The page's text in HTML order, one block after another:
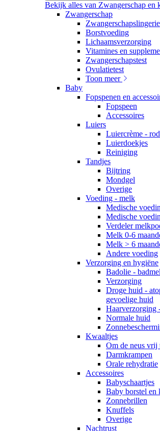
Bekijk alles van Zwangerschap en
Zwangerschap
Zwangerschapslingerie
Borstvoeding
Lichaamsverzorging
Vitamines en
Zwangerschapstest
Ovulatietest
Toon meer
Baby
Fopspenen en
Fopspeen
Accessoires
Luiers
Luiercrème -
Luierdoekjes
Reiniging
Tandjes
Bijtring
Mondgel
Overige
Voeding - melk
Medische
Medische
Verdeler
Melk 0-6
Melk > 6
Andere voeding
Verzorging en hygiëne
Badolie -
Verzorging
Droge huid -
gevoelige huid
Haarverzorging
Normale huid
Kwaaltjes
Om de neus vrij
Darmkrampen
Orale rehydratie
Accessoires
Babyschaartjes
Baby borstel en
Zonnebrillen
Knuffels
Overige
Nachtrust